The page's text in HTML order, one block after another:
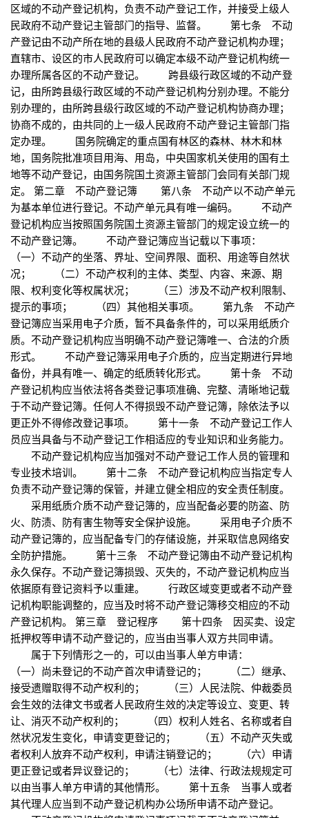
区域的不动产登记机构，负责不动产登记工作，并接受上级人
民政府不动产登记主管部门的指导、监督。 第七条 不动
产登记由不动产所在地的县级人民政府不动产登记机构办理；
直辖市、设区的市人民政府可以确定本级不动产登记机构统一
办理所属各区的不动产登记。 跨县级行政区域的不动产登
记，由所跨县级行政区域的不动产登记机构分别办理。不能分
别办理的，由所跨县级行政区域的不动产登记机构协商办理；
协商不成的，由共同的上一级人民政府不动产登记主管部门指
定办理。 国务院确定的重点国有林区的森林、林木和林
地，国务院批准项目用海、用岛，中央国家机关使用的国有土
地等不动产登记，由国务院国土资源主管部门会同有关部门规
定。 第二章 不动产登记簿 第八条 不动产以不动产单元
为基本单位进行登记。不动产单元具有唯一编码。 不动产
登记机构应当按照国务院国土资源主管部门的规定设立统一的
不动产登记簿。 不动产登记簿应当记载以下事项：
（一）不动产的坐落、界址、空间界限、面积、用途等自然状
况； （二）不动产权利的主体、类型、内容、来源、期
限、权利变化等权属状况； （三）涉及不动产权利限制、
提示的事项； （四）其他相关事项。 第九条 不动产
登记簿应当采用电子介质，暂不具备条件的，可以采用纸质介
质。不动产登记机构应当明确不动产登记簿唯一、合法的介质
形式。 不动产登记簿采用电子介质的，应当定期进行异地
备份，并具有唯一、确定的纸质转化形式。 第十条 不动
产登记机构应当依法将各类登记事项准确、完整、清晰地记载
于不动产登记簿。任何人不得损毁不动产登记簿，除依法予以
更正外不得修改登记事项。 第十一条 不动产登记工作人
员应当具备与不动产登记工作相适应的专业知识和业务能力。
不动产登记机构应当加强对不动产登记工作人员的管理和
专业技术培训。 第十二条 不动产登记机构应当指定专人
负责不动产登记簿的保管，并建立健全相应的安全责任制度。
采用纸质介质不动产登记簿的，应当配备必要的防盗、防
火、防渍、防有害生物等安全保护设施。 采用电子介质不
动产登记簿的，应当配备专门的存储设施，并采取信息网络安
全防护措施。 第十三条 不动产登记簿由不动产登记机构
永久保存。不动产登记簿损毁、灭失的，不动产登记机构应当
依据原有登记资料予以重建。 行政区域变更或者不动产登
记机构职能调整的，应当及时将不动产登记簿移交相应的不动
产登记机构。 第三章 登记程序 第十四条 因买卖、设定
抵押权等申请不动产登记的，应当由当事人双方共同申请。
属于下列情形之一的，可以由当事人单方申请：
（一）尚未登记的不动产首次申请登记的； （二）继承、
接受遗赠取得不动产权利的； （三）人民法院、仲裁委员
会生效的法律文书或者人民政府生效的决定等设立、变更、转
让、消灭不动产权利的； （四）权利人姓名、名称或者自
然状况发生变化，申请变更登记的； （五）不动产灭失或
者权利人放弃不动产权利，申请注销登记的； （六）申请
更正登记或者异议登记的； （七）法律、行政法规规定可
以由当事人单方申请的其他情形。 第十五条 当事人或者
其代理人应当到不动产登记机构办公场所申请不动产登记。